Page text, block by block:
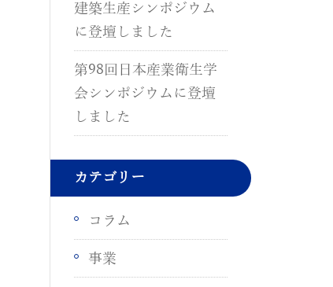
建築生産シンポジウム
に登壇しました
第98回日本産業衛生学
会シンポジウムに登壇
しました
カテゴリー
コラム
事業